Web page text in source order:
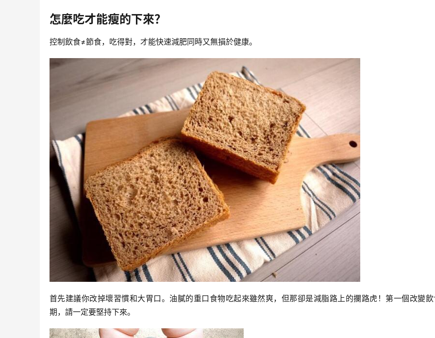
怎麼吃才能瘦的下來？
控制飲食≠節食，吃得對，才能快速減肥同時又無損於健康。
首先建議你改掉壞習慣和大胃口。油膩的重口食物吃起來雖然爽，但那卻是減脂路上的攔路虎！第一個改變
期，請一定要堅持下來。